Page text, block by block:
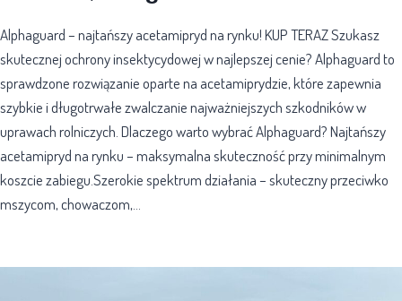
Alphaguard – najtańszy acetamipryd na rynku! KUP TERAZ Szukasz
skutecznej ochrony insektycydowej w najlepszej cenie? Alphaguard to
sprawdzone rozwiązanie oparte na acetamiprydzie, które zapewnia
szybkie i długotrwałe zwalczanie najważniejszych szkodników w
uprawach rolniczych. Dlaczego warto wybrać Alphaguard? Najtańszy
acetamipryd na rynku – maksymalna skuteczność przy minimalnym
koszcie zabiegu.Szerokie spektrum działania – skuteczny przeciwko
mszycom, chowaczom,…